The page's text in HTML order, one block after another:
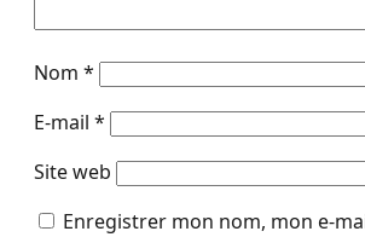
Nom *
E-mail *
Site web
Enregistrer mon nom, mon e-